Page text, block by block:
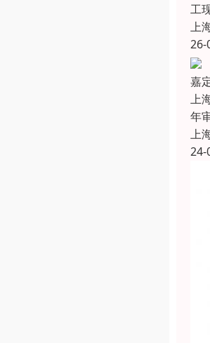
工
上
26-
嘉
上
年
上
24-